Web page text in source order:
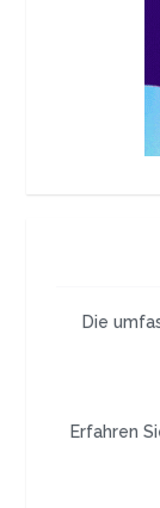
Die
Erfahren